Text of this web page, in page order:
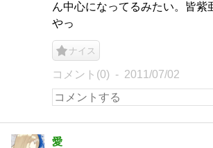
ん中心になってるみたい。皆紫
やっ
ナイス
コメント(0) 2011/07/02
愛